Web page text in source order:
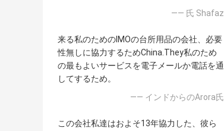
—— 氏 Shafaz
来る私のためのIMOの台所用品の会社、必要
性無しに協力するためChina.They私のため
の最もよいサービスを電子メールか電話を通
してするため。
—— インドからのArora氏
この会社私達はおよそ13年協力した、彼ら